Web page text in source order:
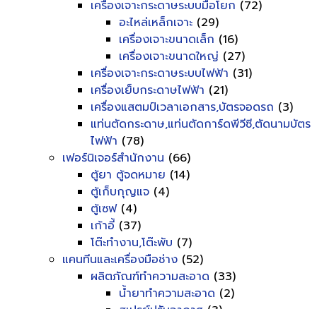
เครื่องเจาะกระดาษระบบมือโยก (72)
อะไหล่เหล็กเจาะ (29)
เครื่องเจาะขนาดเล็ก (16)
เครื่องเจาะขนาดใหญ่ (27)
เครื่องเจาะกระดาษระบบไฟฟ้า (31)
เครื่องเย็บกระดาษไฟฟ้า (21)
เครื่องแสตมป์เวลาเอกสาร,บัตรจอดรถ (3)
แท่นตัดกระดาษ,แท่นตัดการ์ดพีวีซี,ตัดนามบัตร
ไฟฟ้า (78)
เฟอร์นิเจอร์สำนักงาน (66)
ตู้ยา ตู้จดหมาย (14)
ตู้เก็บกุญแจ (4)
ตู้เซฟ(4)
เก้าอี้ (37)
โต๊ะทำงาน,โต๊ะพับ (7)
แคนทีนและเครื่องมือช่าง (52)
ผลิตภัณฑ์ทำความสะอาด (33)
น้ำยาทำความสะอาด (2)